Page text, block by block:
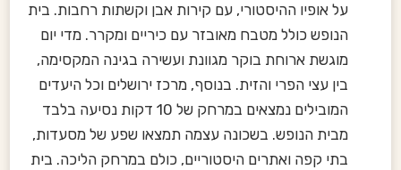
על אופיו ההיסטורי, עם קירות אבן וקשתות רחבות. בית
הנופש כולל מטבח מאובזר עם כיריים ומקרר. מדי יום
מוגשת ארוחת בוקר מגוונת ועשירה בגינה המקסימה,
בין עצי הפרי והזית. בנוסף, מרכז ירושלים וכל היעדים
המובילים נמצאים במרחק של 10 דקות נסיעה בלבד
מבית הנופש. בשכונה עצמה תמצאו שפע של מסעדות,
בתי קפה ואתרים היסטוריים, כולם במרחק הליכה. בית